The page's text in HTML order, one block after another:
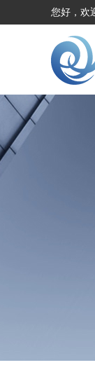
您好，欢